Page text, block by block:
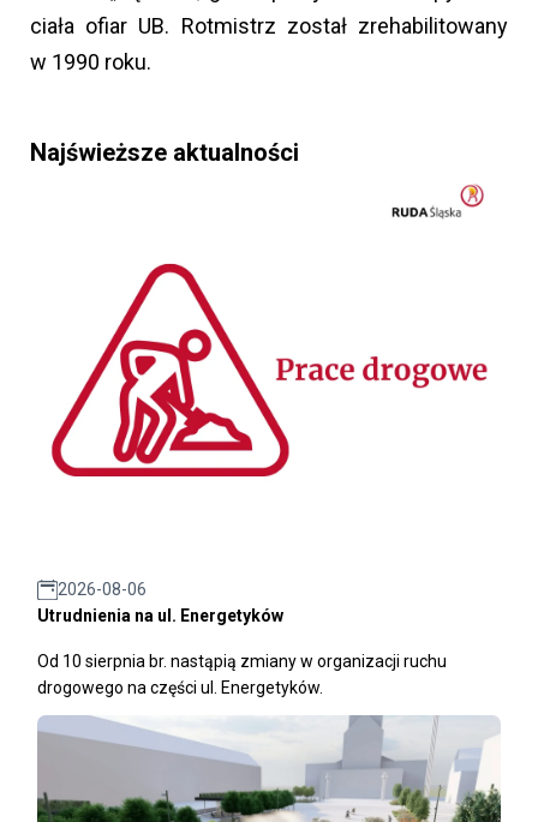
ciała ofiar UB. Rotmistrz został zrehabilitowany
w 1990 roku.
Najświeższe aktualności
2026-08-06
Utrudnienia na ul. Energetyków
Od 10 sierpnia br. nastąpią zmiany w organizacji ruchu
drogowego na części ul. Energetyków.